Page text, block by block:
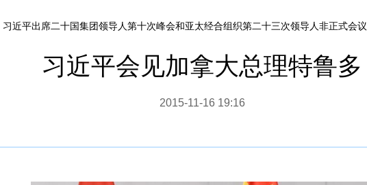
习近平出席二十国集团领导人第十次峰会和亚太经合组织第二十三次领导人非正式会议
习近平会见加拿大总理特鲁多
2015-11-16 19:16